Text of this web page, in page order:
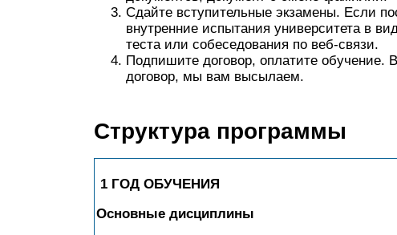
Сдайте вступительные экзамены. Если
внутренние испытания университета в
теста или собеседования по веб-связи.
Подпишите договор, оплатите обучение.
договор, мы вам высылаем.
Структура программы
1 ГОД ОБУЧЕНИЯ
Основные дисциплины